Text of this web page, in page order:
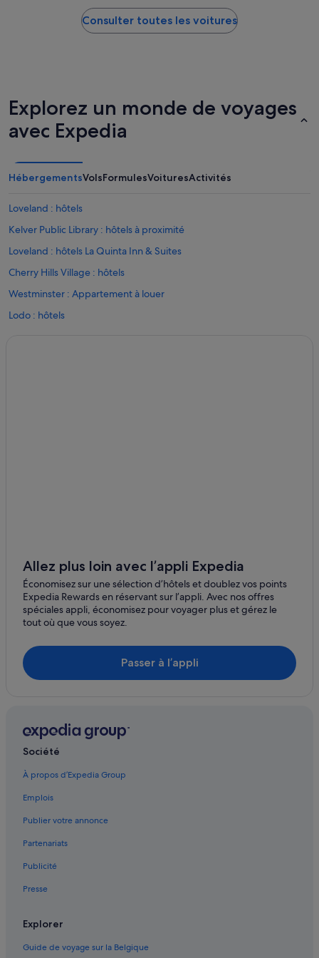
Consulter toutes les voitures
Explorez un monde de voyages
avec Expedia
HébergementsVolsFormulesVoituresActivités
Loveland : hôtels
Kelver Public Library : hôtels à proximité
Loveland : hôtels La Quinta Inn & Suites
Cherry Hills Village : hôtels
Westminster : Appartement à louer
Lodo : hôtels
Sud de Denver : Auberges de jeunesse
Quartier Country Club : hôtels
Denver : Villas
Denver : hôtels Hilton Hotels
Elbert : hôtels
Quartier Overland : hôtels
Morrison : hôtels
Evergreen : hôtels
Allez plus loin avec l’appli Expedia
Économisez sur une sélection d’hôtels et doublez vos points
Expedia Rewards en réservant sur l’appli. Avec nos offres
spéciales appli, économisez pour voyager plus et gérez le
tout où que vous soyez.
Passer à l’appli
Société
À propos d’Expedia Group
Emplois
Publier votre annonce
Partenariats
Publicité
Presse
Explorer
Guide de voyage sur la Belgique